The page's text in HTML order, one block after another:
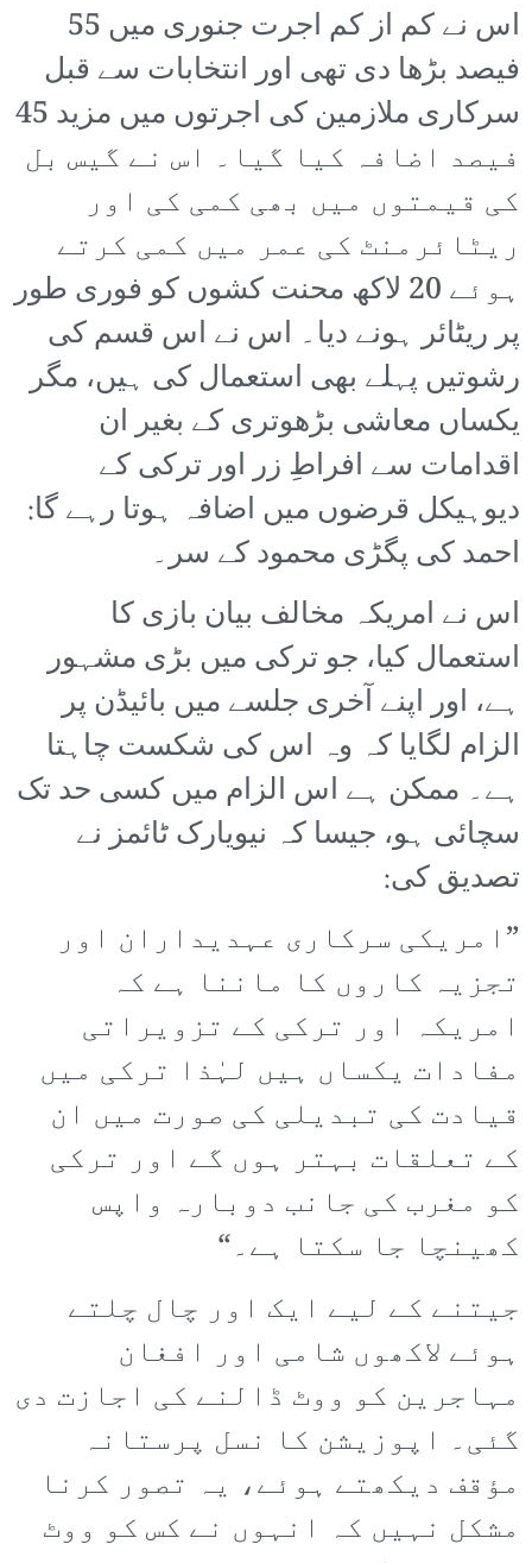
اس نے کم از کم اجرت جنوری میں 55
فیصد بڑھا دی تھی اور انتخابات سے قبل
سرکاری ملازمین کی اجرتوں میں مزید 45
فیصد اضافہ کیا گیا۔ اس نے گیس بل
کی قیمتوں میں بھی کمی کی اور
ریٹائرمنٹ کی عمر میں کمی کرتے
ہوئے 20 لاکھ محنت کشوں کو فوری طور
پر ریٹائر ہونے دیا۔ اس نے اس قسم کی
رشوتیں پہلے بھی استعمال کی ہیں، مگر
یکساں معاشی بڑھوتری کے بغیر ان
اقدامات سے افراطِ زر اور ترکی کے
دیوہیکل قرضوں میں اضافہ ہوتا رہے گا:
احمد کی پگڑی محمود کے سر۔
اس نے امریکہ مخالف بیان بازی کا
استعمال کیا، جو ترکی میں بڑی مشہور
ہے، اور اپنے آخری جلسے میں بائیڈن پر
الزام لگایا کہ وہ اس کی شکست چاہتا
ہے۔ ممکن ہے اس الزام میں کسی حد تک
سچائی ہو، جیسا کہ نیویارک ٹائمز نے
تصدیق کی:
”امریکی سرکاری عہدیداران اور
تجزیہ کاروں کا ماننا ہے کہ
امریکہ اور ترکی کے تزویراتی
مفادات یکساں ہیں لہٰذا ترکی میں
قیادت کی تبدیلی کی صورت میں ان
کے تعلقات بہتر ہوں گے اور ترکی
کو مغرب کی جانب دوبارہ واپس
کھینچا جا سکتا ہے۔“
جیتنے کے لیے ایک اور چال چلتے
ہوئے لاکھوں شامی اور افغان
مہاجرین کو ووٹ ڈالنے کی اجازت دی
گئی۔ اپوزیشن کا نسل پرستانہ
مؤقف دیکھتے ہوئے، یہ تصور کرنا
مشکل نہیں کہ انہوں نے کس کو ووٹ